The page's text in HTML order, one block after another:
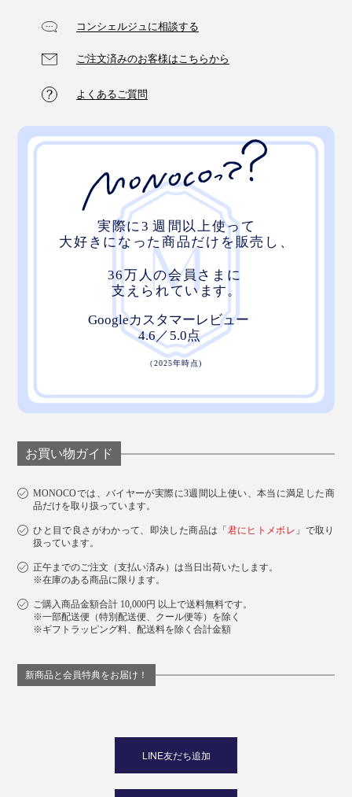
コンシェルジュに相談する
ご注文済みのお客様はこちらから
よくあるご質問
お買い物ガイド
MONOCOでは、バイヤーが実際に3週間以上使い、本当に満足した商
品だけを取り扱っています。
ひと目で良さがわかって、即決した商品は「君にヒトメボレ 」で取り
扱っています。
正午までのご注文（支払い済み）は当日出荷いたします。
※在庫のある商品に限ります。
ご購入商品金額合計 10,000円 以上で送料無料です。
※一部配送便（特別配送便、クール便等）を除く
※ギフトラッピング料、配送料を除く合計金額
新商品と会員特典をお届け！
LINE友だち追加